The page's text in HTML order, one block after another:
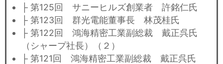
├ 第125回 サニーヒルズ創業者 許銘仁氏
├ 第123回 群光電能董事長 林茂桂氏
├ 第122回 鴻海精密工業副総裁 戴正呉氏
（シャープ社長）（２）
├ 第121回 鴻海精密工業副総裁 戴正呉氏